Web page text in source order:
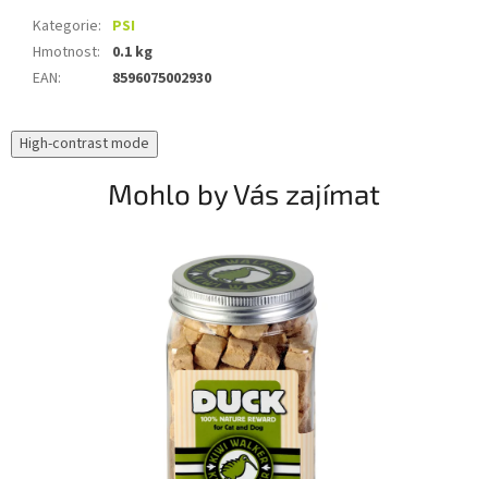
Kategorie: PSI
Hmotnost:
0.1 kg
EAN: 8596075002930
High-contrast mode
Mohlo by Vás zajímat